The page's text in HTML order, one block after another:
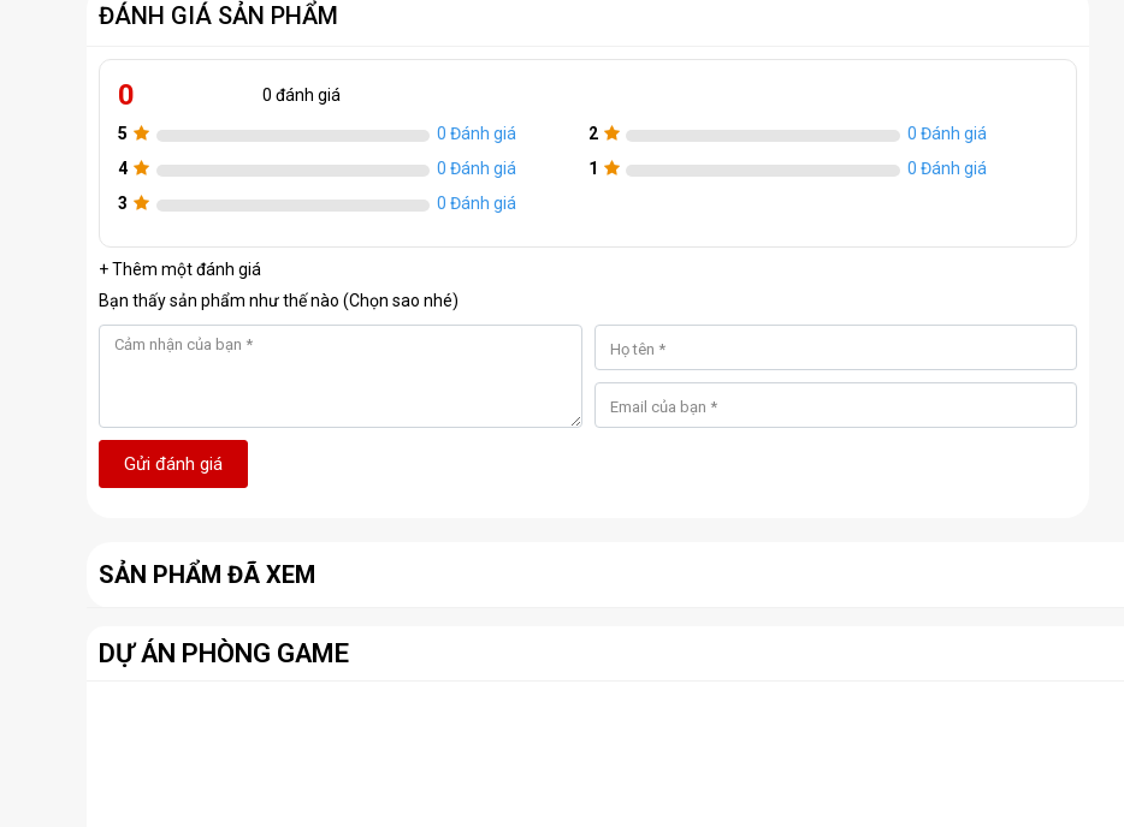
ĐÁNH GIÁ SẢN PHẨM
0
0 đánh giá
5
0 Đánh giá
4
0 Đánh giá
3
0 Đánh giá
2
0 Đánh giá
1
0 Đánh giá
+ Thêm một đánh giá
Bạn thấy sản phẩm như thế nào (Chọn sao nhé)
Gửi đánh giá
SẢN PHẨM ĐÃ XEM
DỰ ÁN PHÒNG GAME